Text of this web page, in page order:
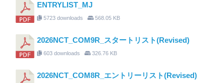
ENTRYLIST_MJ
5723 downloads 568.05 KB
2026NCT_COM9R_スタートリスト(Revised)
603 downloads 326.76 KB
2026NCT_COM8R_エントリーリスト(Revised)